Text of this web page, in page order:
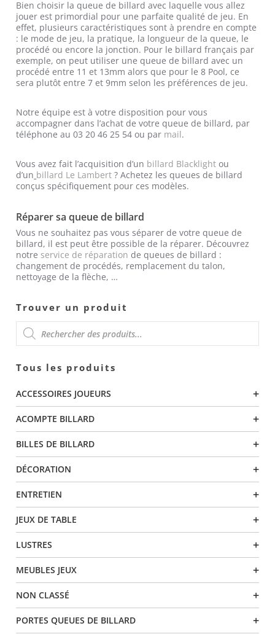
Trouver un produit
RECHERCHE
DE
PRODUITS
Tous les produits
ACCESSOIRES JOUEURS +
ACOMPTE BILLARD +
BILLES DE BILLARD +
DÉCORATION +
ENTRETIEN +
JEUX DE TABLE +
LUSTRES +
MEUBLES JEUX +
NON CLASSÉ +
PORTES QUEUES DE BILLARD +
Bien choisir la queue de billard avec laquelle vous allez
jouer est primordial pour une parfaite qualité de jeu. En
effet, plusieurs caractéristiques sont à prendre en compte
: le mode de jeu, la pratique, la longueur de la queue, le
procédé ou encore la jonction. Pour le billard français par
exemple, on peut utiliser une queue de billard avec un
procédé entre 11 et 13mm alors que pour le 8 Pool, ce
sera plutôt entre 7 et 9mm selon les préférences de jeu.
Notre équipe est à votre disposition pour vous
accompagner dans l’achat de votre queue de billard, par
téléphone au 03 20 46 25 54 ou par mail.
Vous avez fait l’acquisition d’un billard Blacklight ou
d’un billard Le Lambert ? Achetez les queues de billard
conçus spécifiquement pour ces modèles.
Réparer sa queue de billard
Vous ne souhaitez pas vous séparer de votre queue de
billard, il est peut être possible de la réparer. Découvrez
notre service de réparation de queues de billard :
changement de procédés, remplacement du talon,
nettoyage de la flèche, …